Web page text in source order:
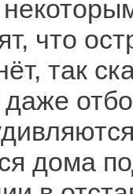
что
так
даже
дома